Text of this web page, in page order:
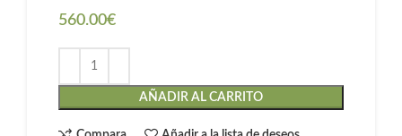
560.00€
AÑADIR AL CARRITO